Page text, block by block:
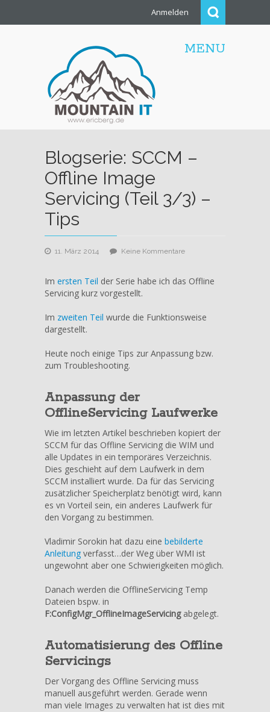
Anmelden
MENU
Blogserie: SCCM –
Offline Image
Servicing (Teil 3/3) –
Tips
11. März 2014 Keine Kommentarezu
–
Servicing
–
Im ersten Teil der Serie habe ich das Offline
Servicing kurz vorgestellt.
Im zweiten Teil wurde die Funktionsweise
dargestellt.
Heute noch einige Tips zur Anpassung bzw.
zum Troubleshooting.
Anpassung der
OfflineServicing Laufwerke
Wie im letzten Artikel beschrieben kopiert der
SCCM für das Offline Servicing die WIM und
alle Updates in ein temporäres Verzeichnis.
Dies geschieht auf dem Laufwerk in dem
SCCM installiert wurde. Da für das Servicing
zusätzlicher Speicherplatz benötigt wird, kann
es vn Vorteil sein, ein anderes Laufwerk für
den Vorgang zu bestimmen.
Vladimir Sorokin hat dazu eine bebilderte
Anleitung verfasst…der Weg über WMI ist
ungewohnt aber one Schwierigkeiten möglich.
Danach werden die OfflineServicing Temp
Dateien bspw. in
F:ConfigMgr_OfflineImageServicing abgelegt.
Automatisierung des Offline
Servicings
Der Vorgang des Offline Servicing muss
manuell ausgeführt werden. Gerade wenn
man viele Images zu verwalten hat ist dies mit